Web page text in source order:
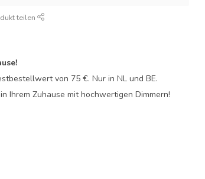
teilen
von 75 €. Nur in NL und BE.
in Ihrem Zuhause mit hochwertigen Dimmern!